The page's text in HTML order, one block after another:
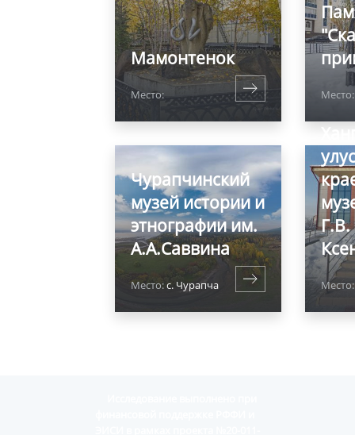
Мамонтенок
Место: Место:
Чурапчинский
музей истории и
этнографии им.
А.А.Саввина
Место:с. Чурапча
Г.В.